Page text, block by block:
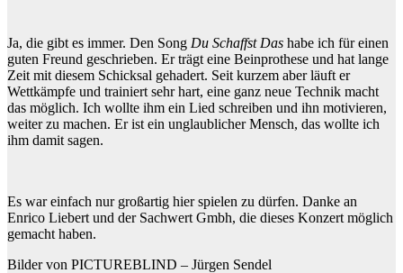
Ja, die gibt es immer. Den Song Du Schaffst Das habe ich für einen
guten Freund geschrieben. Er trägt eine Beinprothese und hat lange
Zeit mit diesem Schicksal gehadert. Seit kurzem aber läuft er
Wettkämpfe und trainiert sehr hart, eine ganz neue Technik macht
das möglich. Ich wollte ihm ein Lied schreiben und ihn motivieren,
weiter zu machen. Er ist ein unglaublicher Mensch, das wollte ich
ihm damit sagen.
Es war einfach nur großartig hier spielen zu dürfen. Danke an
Enrico Liebert und der Sachwert Gmbh, die dieses Konzert möglich
gemacht haben.
Bilder von PICTUREBLIND – Jürgen Sendel